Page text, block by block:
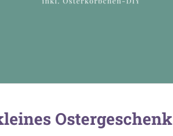
Ostergeschenk